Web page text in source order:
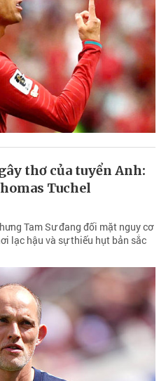
thơ của tuyển Anh:
Tuchel
Tam Sư đang đối mặt nguy cơ
lạc hậu và sự thiếu hụt bản sắc